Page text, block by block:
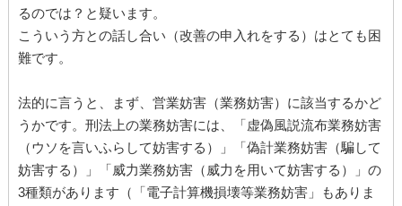
るのでは？と疑います。
こういう方との話し合い（改善の申入れをする）はとても困
難です。
法的に言うと、まず、営業妨害（業務妨害）に該当するかど
うかです。刑法上の業務妨害には、「虚偽風説流布業務妨害
（ウソを言いふらして妨害する）」「偽計業務妨害（騙して
妨害する）」「威力業務妨害（威力を用いて妨害する）」の
3種類があります（「電子計算機損壊等業務妨害」もありま